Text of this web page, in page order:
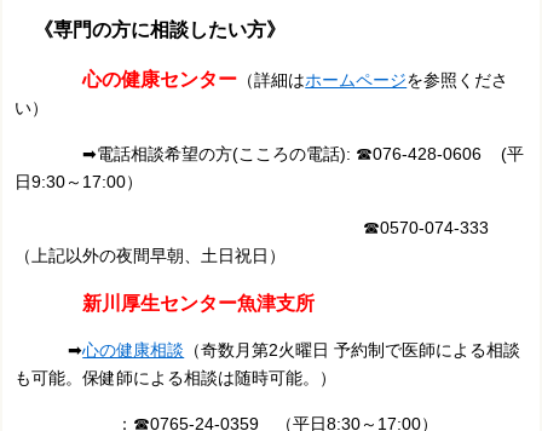
《専門の方に相談したい方》
心の健康センター （詳細はホームページを参照くださ
い）
➡電話相談希望の方(こころの電話): ☎076-428-0606 (平
日9:30～17:00）
☎0570-074-333
（上記以外の夜間早朝、土日祝日）
新川厚生センター魚津支所
➡心の健康相談 （奇数月第2火曜日 予約制で医師による相談
も可能。保健師による相談は随時可能。）
： ☎0765-24-0359 （平日8:30～17:00）